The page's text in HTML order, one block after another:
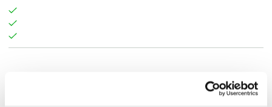
Een van de belangrijkste filosofen van onze tijd over
hoe een economisch systeem gebaseerd op ethiek en